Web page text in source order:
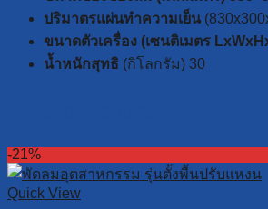
ปริมาตรแผ่นทำความเย็น
ขนาดตัวเครื่อง (เซนติเมตร
น้ำหนักสุทธิ (กิโลกรัม) 30
-21%
Quick View